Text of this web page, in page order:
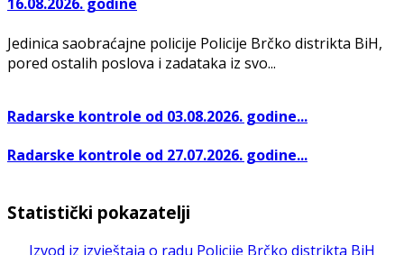
16.08.2026. godine
Jedinica saobraćajne policije Policije Brčko distrikta BiH,
pored ostalih poslova i zadataka iz svo...
Radarske kontrole od 03.08.2026. godine...
Radarske kontrole od 27.07.2026. godine...
Statistički pokazatelji
Izvod iz izvještaja o radu Policije Brčko distrikta BiH